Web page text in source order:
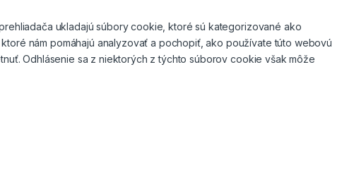
ukladajú súbory cookie, ktoré sú kategorizované ako
nám pomáhajú analyzovať a pochopiť, ako používate túto webovú
Odhlásenie sa z niektorých z týchto súborov cookie však môže